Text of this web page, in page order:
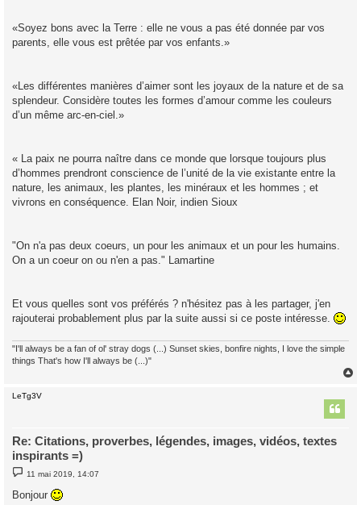
«Soyez bons avec la Terre : elle ne vous a pas été donnée par vos
parents, elle vous est prêtée par vos enfants.»
«Les différentes manières d’aimer sont les joyaux de la nature et de sa
splendeur. Considère toutes les formes d’amour comme les couleurs
d’un même arc-en-ciel.»
« La paix ne pourra naître dans ce monde que lorsque toujours plus
d’hommes prendront conscience de l’unité de la vie existante entre la
nature, les animaux, les plantes, les minéraux et les hommes ; et
vivrons en conséquence. Elan Noir, indien Sioux
"On n'a pas deux coeurs, un pour les animaux et un pour les humains.
On a un coeur on ou n'en a pas." Lamartine
Et vous quelles sont vos préférés ? n'hésitez pas à les partager, j'en
rajouterai probablement plus par la suite aussi si ce poste intéresse.
"I'll always be a fan of ol' stray dogs (...) Sunset skies, bonfire nights, I love the simple
things That's how I'll always be (...)"
LeTg3V
Re: Citations, proverbes, légendes, images, vidéos, textes
inspirants =)
M
e
s
11 mai 2019, 14:07
Bonjour